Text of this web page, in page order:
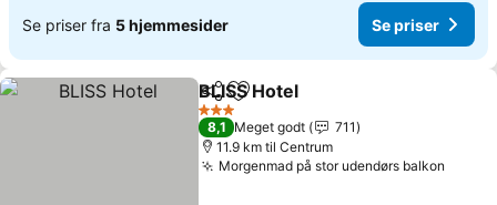
Se priser fra 5 hjemmesider Se priser
Del Føj til favoritter
BLISS Hotel
3 Stjerner
8,1 Meget godt
711
11.9 km til Centrum
Morgenmad på stor udendørs balkon